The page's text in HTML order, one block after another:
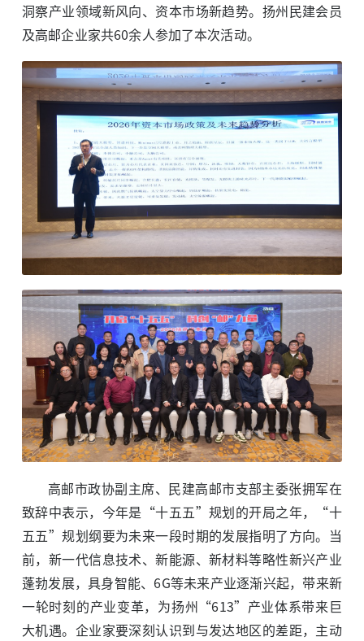
洞察产业领域新风向、资本市场新趋势。扬州民建会员
及高邮企业家共60余人参加了本次活动。
高邮市政协副主席、民建高邮市支部主委张拥军在
致辞中表示，今年是“十五五”规划的开局之年，“十
五五”规划纲要为未来一段时期的发展指明了方向。当
前，新一代信息技术、新能源、新材料等略性新兴产业
蓬勃发展，具身智能、6G等未来产业逐渐兴起，带来新
一轮时刻的产业变革，为扬州“613”产业体系带来巨
大机遇。企业家要深刻认识到与发达地区的差距，主动